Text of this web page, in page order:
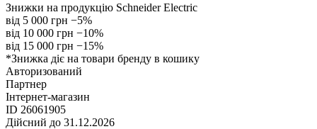
Знижки на продукцію Schneider Electric
від 5 000 грн −5%
від 10 000 грн −10%
від 15 000 грн −15%
*Знижка діє на товари бренду в кошику
Авторизований
Партнер
Інтернет-магазин
ID 26061905
Дійсний до 31.12.2026